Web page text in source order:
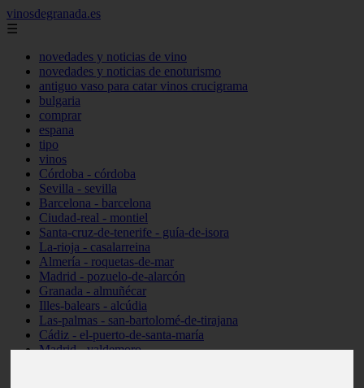
vinosdegranada.es
☰
novedades y noticias de vino
novedades y noticias de enoturismo
antiguo vaso para catar vinos crucigrama
bulgaria
comprar
espana
tipo
vinos
Córdoba - córdoba
Sevilla - sevilla
Barcelona - barcelona
Ciudad-real - montiel
Santa-cruz-de-tenerife - guía-de-isora
La-rioja - casalarreina
Almería - roquetas-de-mar
Madrid - pozuelo-de-alarcón
Granada - almuñécar
Illes-balears - alcúdia
Las-palmas - san-bartolomé-de-tirajana
Cádiz - el-puerto-de-santa-maría
Madrid - valdemoro